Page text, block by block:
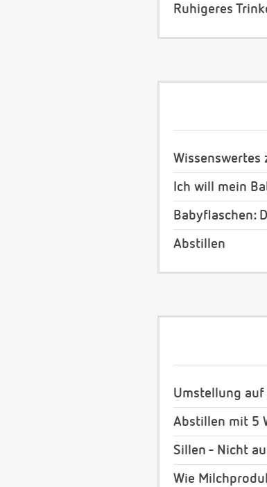
Ruhigeres
Wissenswertes
Ich will mein
Babyflaschen:
Abstillen
Umstellung auf
Abstillen mit 5
Sillen - Nicht
Wie